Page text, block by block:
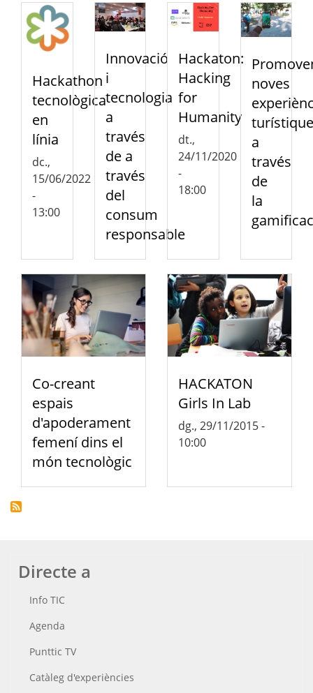
Hackathon
tecnològica
en
línia
dc.,
15/06/2022
-
13:00
Innovació
i
tecnologia
a
través
de a
través
del
consum
responsable
Hackaton:
Hacking
for
Humanity
dt.,
24/11/2020
-
18:00
noves
a
través
de
la
Co-creant
espais
d'apoderament
femení dins el
món tecnològic
HACKATON
Girls In Lab
dg., 29/11/2015 -
10:00
Directe a
Info TIC
Agenda
Punttic TV
Catàleg d'experiències